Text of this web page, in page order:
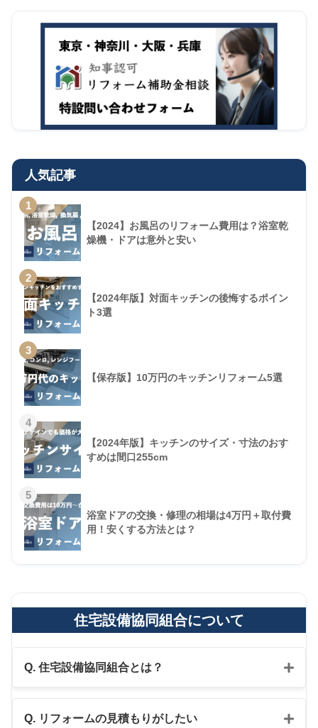
人気記事
1
【2024】お風呂のリフォーム費用は？浴室乾
燥機・ドアは意外と安い
2
【2024年版】対面キッチンの後悔するポイン
ト3選
3
【保存版】10万円のキッチンリフォーム5選
4
【2024年版】キッチンのサイズ・寸法のおす
すめは間口255cm
5
浴室ドアの交換・修理の相場は4万円＋取付費
用！安くする方法とは？
住宅設備協同組合について
Q. 住宅設備協同組合とは？
Q. リフォームの見積もりがしたい